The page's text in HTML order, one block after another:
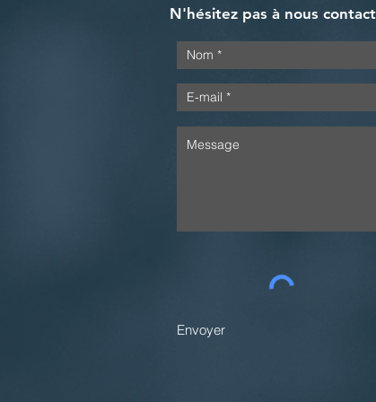
N'hésitez pas à nous
Envoyer